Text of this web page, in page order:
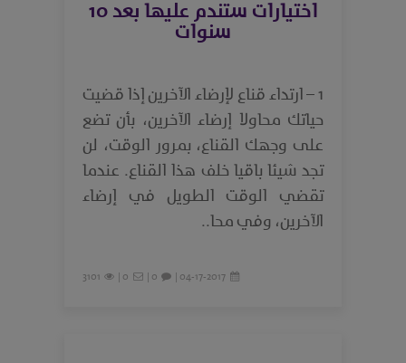
اختيارات ستندم عليها بعد 10
سنوات
1 – ارتداء قناع لإرضاء الآخرين إذا قضيت
حياتك محاولا إرضاء الآخرين، بأن تضع
على وجهك القناع، بمرور الوقت، لن
تجد شيئا باقيا خلف هذا القناع. عندما
تقضي الوقت الطويل في إرضاء
الآخرين، وفي محا..
04-17-2017 |
0 |
0 |
3101